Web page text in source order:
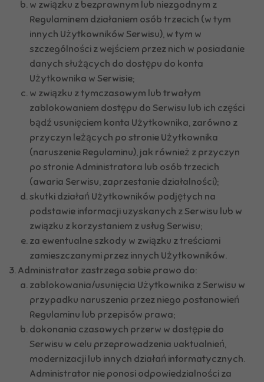
w związku z bezprawnym lub niezgodnym z
Regulaminem działaniem osób trzecich (w tym
innych Użytkowników Serwisu), w tym w
szczególności z wejściem przez nich w posiadanie
danych służących do dostępu do konta
Użytkownika w Serwisie;
w związku z tymczasowym lub trwałym
zablokowaniem dostępu do Serwisu lub ich części
bądź usunięciem konta Użytkownika, zarówno z
przyczyn leżących po stronie Użytkownika
(naruszenie Regulaminu), jak również z przyczyn
po stronie Administratora lub osób trzecich
(awaria Serwisu, zaprzestanie działalności);
skutki działań Użytkowników podjętych na
podstawie informacji uzyskanych z Serwisu lub w
związku z korzystaniem z usług Serwisu;
za ewentualne szkody w związku z treściami
zamieszczanymi przez innych Użytkowników.
Administrator zastrzega sobie prawo do:
zablokowania/usunięcia Użytkownika z Serwisu w
przypadku naruszenia przez niego postanowień
Regulaminu lub przepisów prawa;
dokonania czasowych przerw w dostępie do
Serwisu w celu przeprowadzenia uaktualnień,
modernizacji lub innych działań informatycznych.
Administrator nie ponosi odpowiedzialności za